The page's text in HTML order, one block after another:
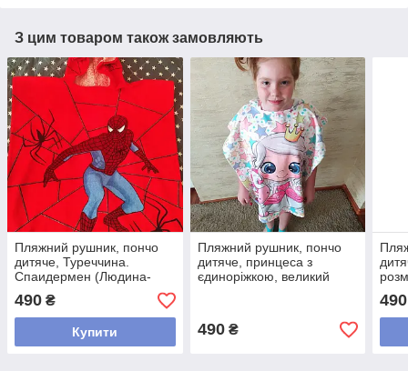
З цим товаром також замовляють
Пляжний рушник, пончо
дитяче, Туреччина.
Спаидермен (Людина-
павук), середній розмір
490 ₴
Купити
Пляжний рушник, пончо
дитяче, принцеса з
єдиноріжкою, великий
490₴
490